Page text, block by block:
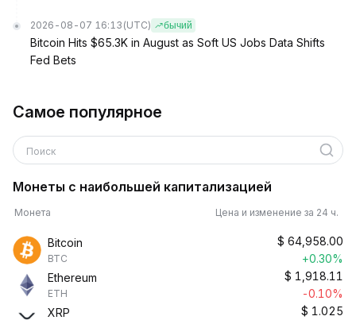
2026-08-07 16:13 (UTC) бычий
Bitcoin Hits $65.3K in August as Soft US Jobs Data Shifts
Fed Bets
Самое популярное
Поиск
Монеты с наибольшей капитализацией
Монета Цена и изменение за 24 ч.
Bitcoin
BTC
$ 64,958.00
+0.30%
Ethereum
ETH
$ 1,918.11
-0.10%
XRP
$ 1.025